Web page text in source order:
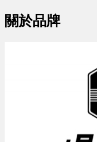
關於品牌